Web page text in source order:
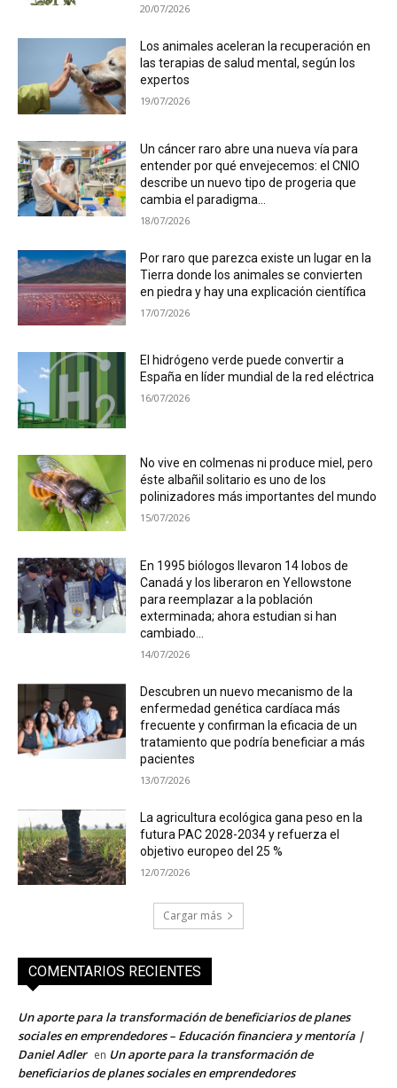
20/07/2026
Los animales aceleran la recuperación en
las terapias de salud mental, según los
expertos
19/07/2026
Un cáncer raro abre una nueva vía para
entender por qué envejecemos: el CNIO
describe un nuevo tipo de progeria que
cambia el paradigma...
18/07/2026
Por raro que parezca existe un lugar en la
Tierra donde los animales se convierten
en piedra y hay una explicación científica
17/07/2026
El hidrógeno verde puede convertir a
España en líder mundial de la red eléctrica
16/07/2026
No vive en colmenas ni produce miel, pero
éste albañil solitario es uno de los
polinizadores más importantes del mundo
15/07/2026
En 1995 biólogos llevaron 14 lobos de
Canadá y los liberaron en Yellowstone
para reemplazar a la población
exterminada; ahora estudian si han
cambiado...
14/07/2026
Descubren un nuevo mecanismo de la
enfermedad genética cardíaca más
frecuente y confirman la eficacia de un
tratamiento que podría beneficiar a más
pacientes
13/07/2026
La agricultura ecológica gana peso en la
futura PAC 2028-2034 y refuerza el
objetivo europeo del 25 %
12/07/2026
Cargar más
COMENTARIOS RECIENTES
Un aporte para la transformación de beneficiarios de planes
sociales en emprendedores – Educación financiera y mentoría |
Daniel Adler en Un aporte para la transformación de
beneficiarios de planes sociales en emprendedores